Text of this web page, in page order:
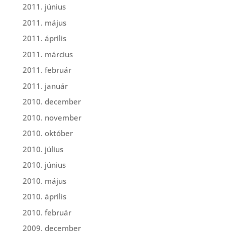
2011. június
2011. május
2011. április
2011. március
2011. február
2011. január
2010. december
2010. november
2010. október
2010. július
2010. június
2010. május
2010. április
2010. február
2009. december